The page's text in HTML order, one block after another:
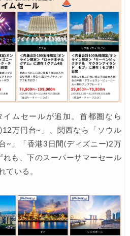
・リゾート航空券 2,000円OFFクーポ
ール 最大40%OFF
券 3,000円OFFクーポン
ツアー 最大10,000円OFFクーポン
クパッケージ タイムセール
ムセール
テル) 最大15,000円CB
大50%OFFセール
券 3,000円OFFクーポン
ムセールが追加。首都圏なら
万円台~」、関西なら「ソウル
~」「香港3日間(ディズニー)2万
れも、下のスーパーサマーセール
ている。